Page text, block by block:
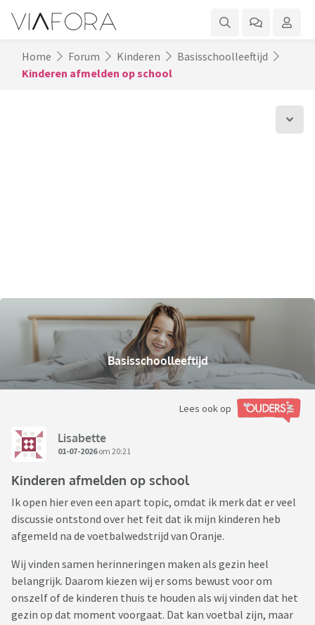
Home Forum Kinderen
Basisschoolleeftijd
Kinderen afmelden op school
Basisschoolleeftijd
Lees ook op
Lisabette
01-07-2026om 20:21
Kinderen afmelden op school
Ik open hier even een apart topic, omdat ik merk dat er veel
discussie ontstond over het feit dat ik mijn kinderen heb
afgemeld na de voetbalwedstrijd van Oranje.
Wij vinden samen herinneringen maken als gezin heel
belangrijk. Daarom kiezen wij er soms bewust voor om
onszelf of de kinderen thuis te houden als wij vinden dat het
gezin op dat moment voorgaat. Dat kan voetbal zijn, maar